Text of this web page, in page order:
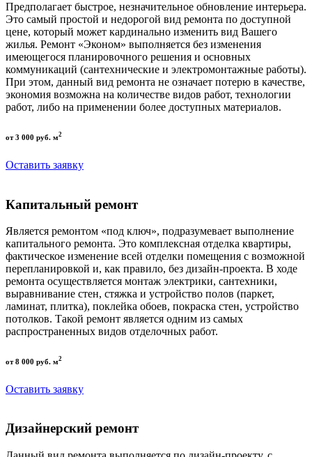
Предполагает быстрое, незначительное обновление интерьера.
Это самый простой и недорогой вид ремонта по доступной
цене, который может кардинально изменить вид Вашего
жилья. Ремонт «Эконом» выполняется без изменения
имеющегося планировочного решения и основных
коммуникаций (сантехнические и электромонтажные работы).
При этом, данный вид ремонта не означает потерю в качестве,
экономия возможна на количестве видов работ, технологии
работ, либо на применении более доступных материалов.
от 3 000 руб. м2
Оставить заявку
Капитальный ремонт
Является ремонтом «под ключ», подразумевает выполнение
капитального ремонта. Это комплексная отделка квартиры,
фактическое изменение всей отделки помещения с возможной
перепланировкой и, как правило, без дизайн-проекта. В ходе
ремонта осуществляется монтаж электрики, сантехники,
выравнивание стен, стяжка и устройство полов (паркет,
ламинат, плитка), поклейка обоев, покраска стен, устройство
потолков. Такой ремонт является одним из самых
распространенных видов отделочных работ.
от 8 000 руб. м2
Оставить заявку
Дизайнерский ремонт